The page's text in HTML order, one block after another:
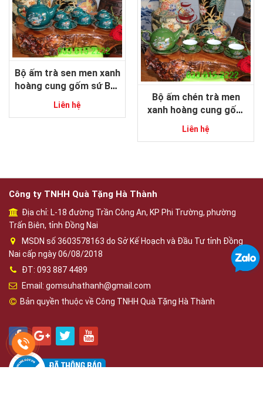
Bộ ấm trà sen men xanh
hoàng cung gốm sứ Bát
Liên hệ
Bộ ấm chén trà men
xanh hoàng cung gốm
Liên hệ
Công ty TNHH Quà Tặng Hà Thành
Địa chỉ: L-18 đường Trần Công An, KP Phi Trường, phường
Trấn Biên, tỉnh Đồng Nai
MSDN số 3603578163 do Sở Kế Hoạch và Đầu Tư tỉnh Đồng
Nai cấp ngày 06/08/2018
ĐT: 093 887 4489
Email: gomsuhathanh@gmail.com
Bản quyền thuộc về Công TNHH Quà Tặng Hà Thành